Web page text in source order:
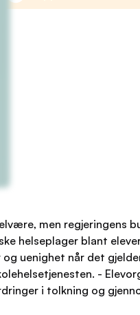
men regjeringens
helseplager blant
uenighet når det
-
i tolkning og